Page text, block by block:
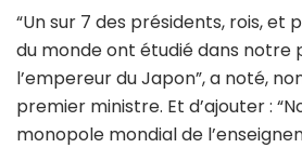
“Un sur 7 des présidents, rois, et
du monde ont étudié dans notre
l’empereur du Japon”, a noté,
premier ministre. Et d’ajouter :
monopole mondial de